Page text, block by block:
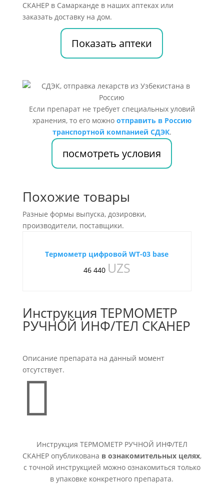
СКАНЕР в Самарканде в наших аптеках или
заказать доставку на дом.
Показать аптеки
Если препарат не требует специальных уловий
хранения, то его можно отправить в Россию
транспортной компанией СДЭК.
посмотреть условия
Похожие товары
Разные формы выпуска, дозировки,
производители, поставщики.
Термометр цифровой WT-03 base
46 440 UZS
Инструкция ТЕРМОМЕТР
РУЧНОЙ ИНФ/ТЕЛ СКАНЕР
Описание препарата на данный момент
отсутствует.

Инструкция ТЕРМОМЕТР РУЧНОЙ ИНФ/ТЕЛ
СКАНЕР опубликована в ознакомительных целях,
с точной инструкцией можно ознакомиться только
в упаковке конкретного препарата.